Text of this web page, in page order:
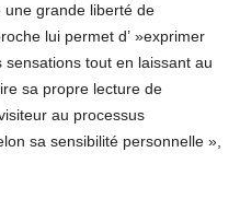
une grande liberté de
lui permet d’ »exprimer
tout en laissant au
sa propre lecture de
au processus
sa sensibilité personnelle »,